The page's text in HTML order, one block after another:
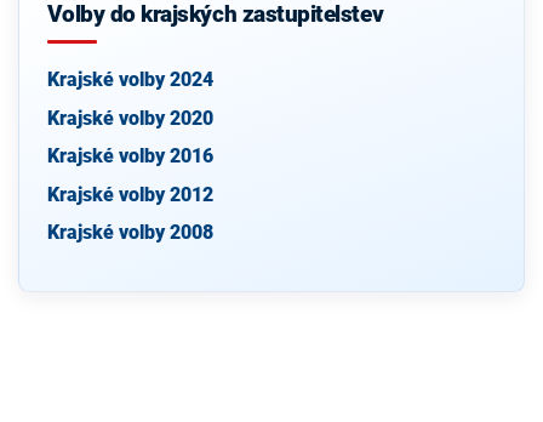
Volby do krajských zastupitelstev
Krajské volby 2024
Krajské volby 2020
Krajské volby 2016
Krajské volby 2012
Krajské volby 2008